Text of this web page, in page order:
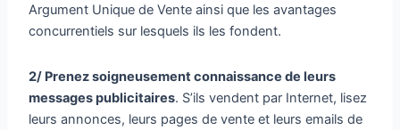
Argument Unique de Vente ainsi que les avantages
concurrentiels sur lesquels ils les fondent.
2/ Prenez soigneusement connaissance de leurs
messages publicitaires. S’ils vendent par Internet, lisez
leurs annonces, leurs pages de vente et leurs emails de